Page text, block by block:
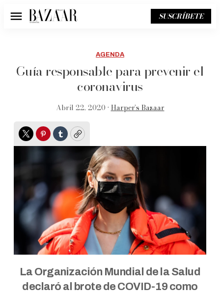
Menú SUSCRÍBETE
AGENDA
Guía responsable para prevenir el
coronavirus
Abril 22, 2020 • Harper’s Bazaar
TwitterPinterest
TumblrCopy
La Organización Mundial de la Salud
declaró al brote de COVID-19 como